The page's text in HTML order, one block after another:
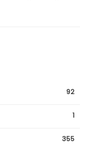
92
1
355